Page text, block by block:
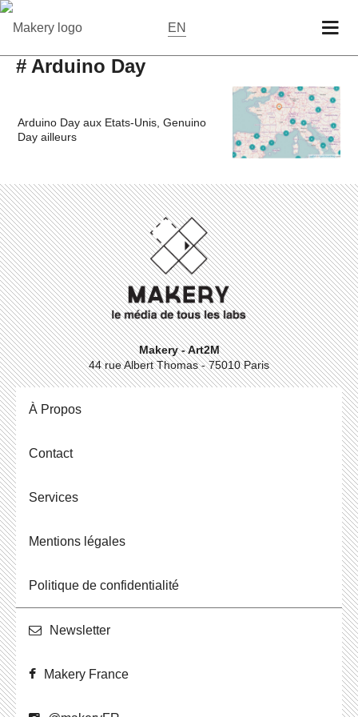
EN
# Arduino Day
Arduino Day aux Etats-Unis, Genuino
Day ailleurs
Makery - Art2M
44 rue Albert Thomas - 75010 Paris
À Propos
Contact
Ser­vices
Men­tions légales
Po­li­tique de confidentialité
News­let­ter
Makery France